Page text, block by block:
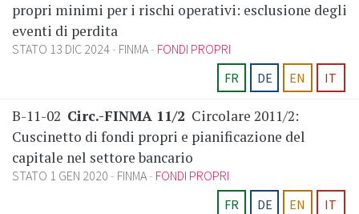
propri minimi per i rischi operativi: esclusione degli
eventi di perdita
STATO 13 DIC 2024 FINMA FONDI PROPRI
FR
DE EN IT
B-11-02 Circ.-FINMA 11/2 Circolare 2011/2:
Cuscinetto di fondi propri e pianificazione del
capitale nel settore bancario
STATO 1 GEN 2020 FINMA FONDI PROPRI
FR
DE EN IT